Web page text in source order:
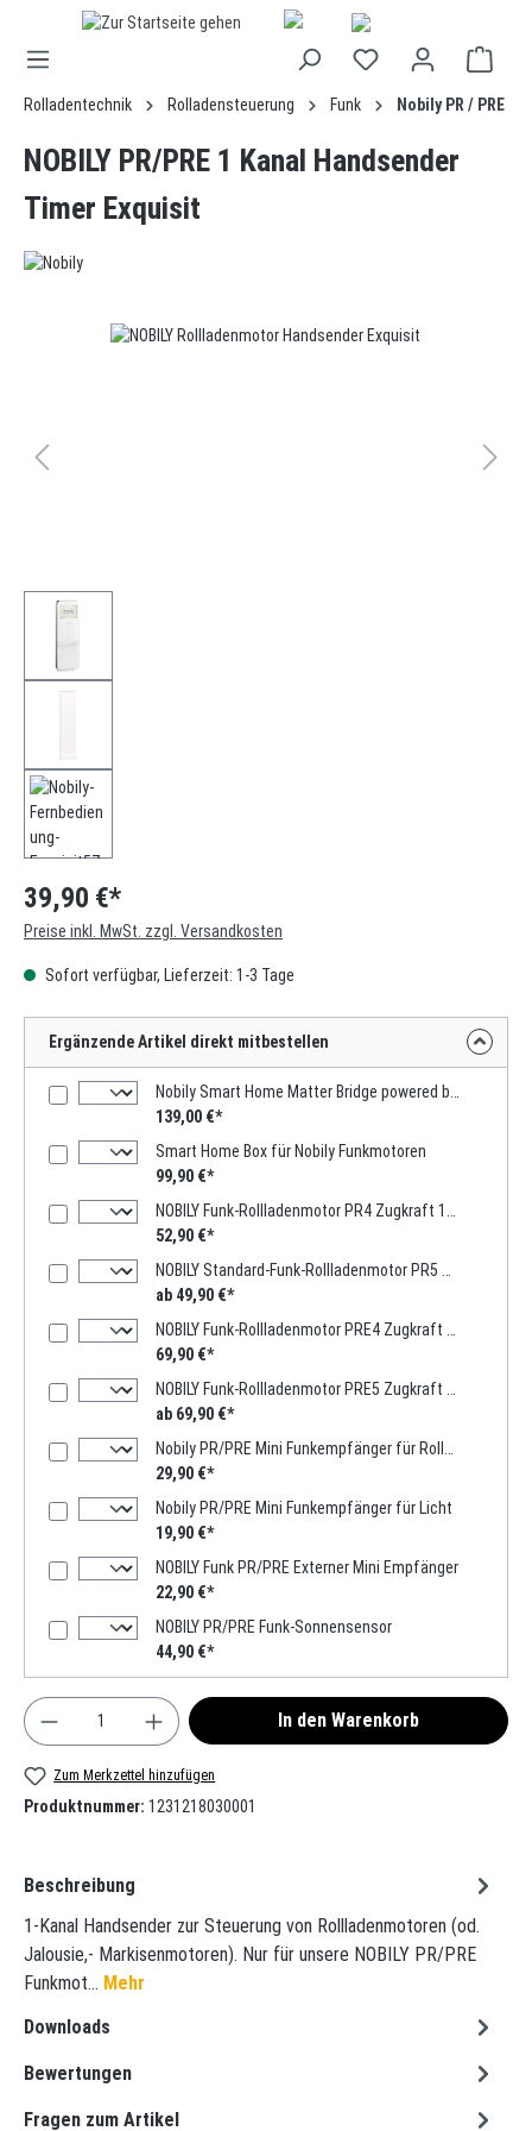
springen
Rolladentechnik Rolladensteuerung Funk Nobily PR / PRE
NOBILY PR/PRE 1 Kanal Handsender
Timer Exquisit
Bildergalerie überspringen
39,90 €*
Preise inkl. MwSt. zzgl. Versandkosten
Sofort verfügbar, Lieferzeit: 1-3 Tage
Ergänzende Artikel direkt mitbestellen
139,00 €*
Smart Home Box für Nobily Funkmotoren
99,90 €*
52,90 €*
ab 49,90 €*
69,90 €*
ab 69,90 €*
29,90 €*
Nobily PR/PRE Mini Funkempfänger für Licht
19,90 €*
NOBILY Funk PR/PRE Externer Mini Empfänger
22,90 €*
NOBILY PR/PRE Funk-Sonnensensor
44,90 €*
Produkt Anzahl: Gib den gewünschten Wert ein
In den Warenkorb
Zum Merkzettel hinzufügen
Produktnummer: 1231218030001
Beschreibung
1-Kanal Handsender zur Steuerung von Rollladenmotoren (od.
Jalousie,- Markisenmotoren). Nur für unsere NOBILY PR/PRE
Funkmot… Mehr
Downloads
Bewertungen
Fragen zum Artikel